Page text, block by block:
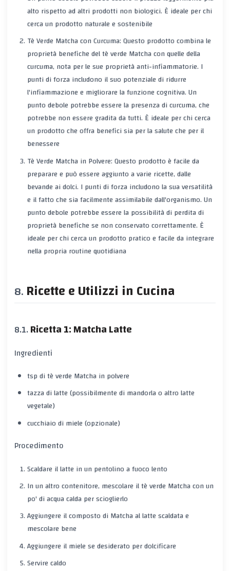
alto rispetto ad altri prodotti non biologici. È ideale per chi
cerca un prodotto naturale e sostenibile
Tè Verde Matcha con Curcuma: Questo prodotto combina le
proprietà benefiche del tè verde Matcha con quelle della
curcuma, nota per le sue proprietà anti-infiammatorie. I
punti di forza includono il suo potenziale di ridurre
l'infiammazione e migliorare la funzione cognitiva. Un
punto debole potrebbe essere la presenza di curcuma, che
potrebbe non essere gradita da tutti. È ideale per chi cerca
un prodotto che offra benefici sia per la salute che per il
benessere
Tè Verde Matcha in Polvere: Questo prodotto è facile da
preparare e può essere aggiunto a varie ricette, dalle
bevande ai dolci. I punti di forza includono la sua versatilità
e il fatto che sia facilmente assimilabile dall'organismo. Un
punto debole potrebbe essere la possibilità di perdita di
proprietà benefiche se non conservato correttamente. È
ideale per chi cerca un prodotto pratico e facile da integrare
nella propria routine quotidiana
Ricette e Utilizzi in Cucina
Ricetta 1: Matcha Latte
Ingredienti
tsp di tè verde Matcha in polvere
tazza di latte (possibilmente di mandorla o altro latte
vegetale)
cucchiaio di miele (opzionale)
Procedimento
Scaldare il latte in un pentolino a fuoco lento
In un altro contenitore, mescolare il tè verde Matcha con un
po' di acqua calda per scioglierlo
Aggiungere il composto di Matcha al latte scaldata e
mescolare bene
Aggiungere il miele se desiderato per dolcificare
Servire caldo